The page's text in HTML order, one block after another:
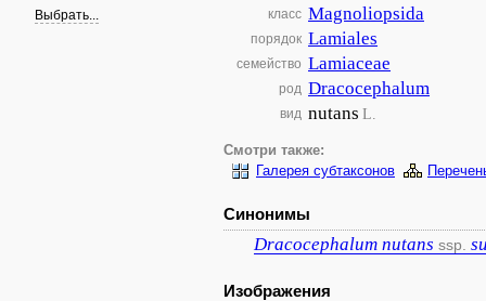
Выбрать... класс Magnoliopsida
порядок Lamiales
семейство Lamiaceae
род Dracocephalum
вид nutans L.
Смотри также:
Галерея субтаксонов
Синонимы
Dracocephalum nutans ssp.
Изображения